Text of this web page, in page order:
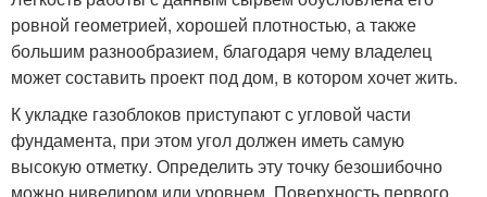
ровной геометрией, хорошей плотностью, а также
большим разнообразием, благодаря чему владелец
может составить проект под дом, в котором хочет жить.
К укладке газоблоков приступают с угловой части
фундамента, при этом угол должен иметь самую
высокую отметку. Определить эту точку безошибочно